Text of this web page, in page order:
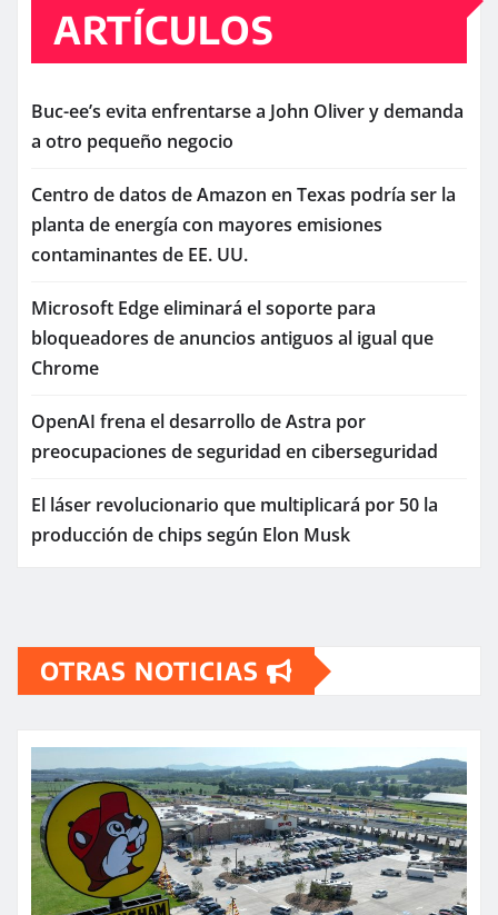
ARTÍCULOS
Buc-ee’s evita enfrentarse a John Oliver y demanda
a otro pequeño negocio
Centro de datos de Amazon en Texas podría ser la
planta de energía con mayores emisiones
contaminantes de EE. UU.
Microsoft Edge eliminará el soporte para
bloqueadores de anuncios antiguos al igual que
Chrome
OpenAI frena el desarrollo de Astra por
preocupaciones de seguridad en ciberseguridad
El láser revolucionario que multiplicará por 50 la
producción de chips según Elon Musk
OTRAS NOTICIAS